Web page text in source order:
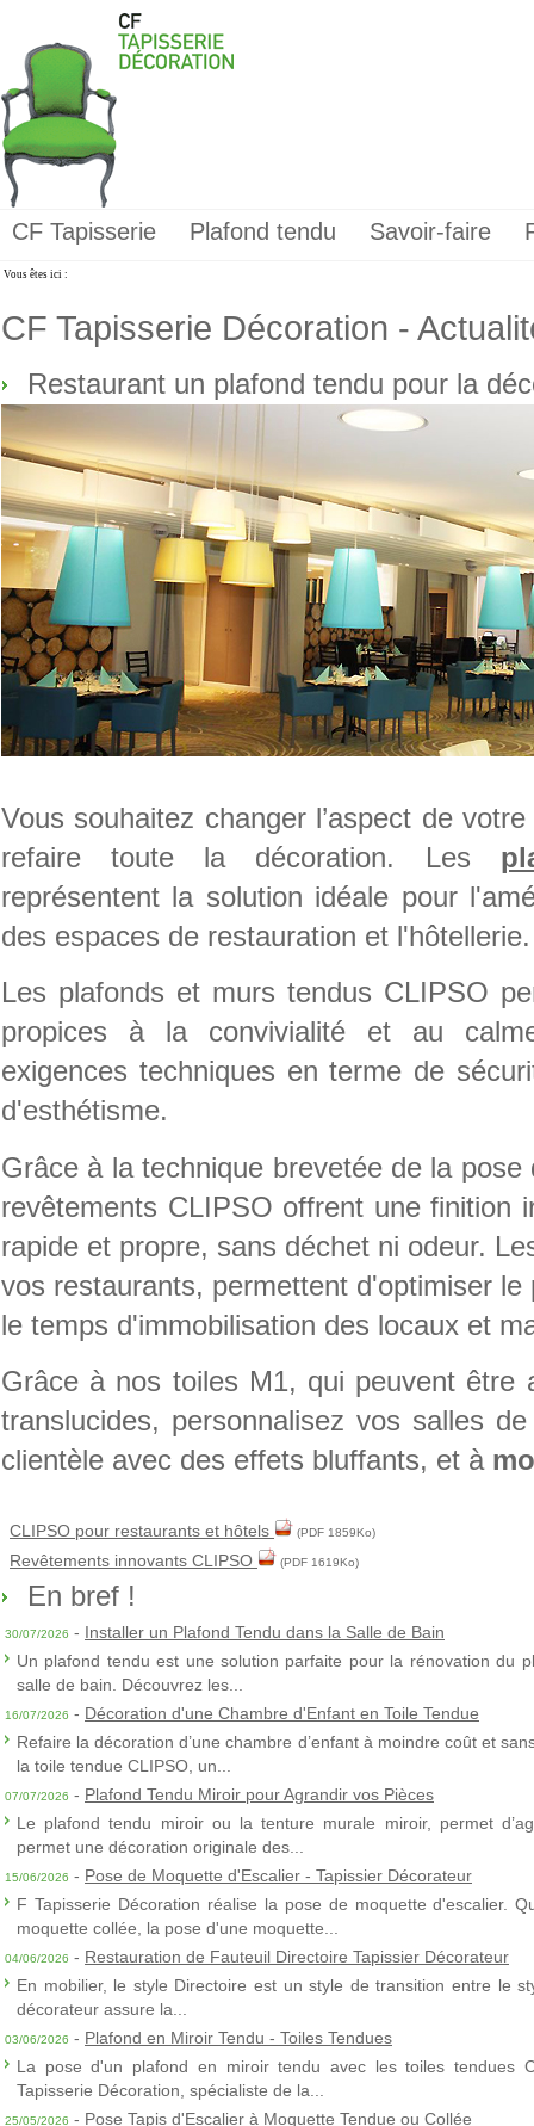
CF Tapisserie Plafond tendu Savoir-faire
Vous êtes ici :
CF Tapisserie Décoration -
Restaurant un plafond tendu pour la
Vous souhaitez changer l’aspect de
refaire toute la décoration. Les
représentent la solution idéale pour
des espaces de restauration et l'hôtellerie.
Les plafonds et murs tendus CLIPSO
propices à la convivialité et au
exigences techniques en terme de
d'esthétisme.
Grâce à la technique brevetée de la
revêtements CLIPSO offrent une finition
rapide et propre, sans déchet ni odeur.
vos restaurants, permettent d'optimiser
le temps d'immobilisation des locaux et
Grâce à nos toiles M1, qui peuvent être
translucides, personnalisez vos salles
clientèle avec des effets bluffants, et à
CLIPSO pour restaurants et hôtels (PDF 1859Ko)
Revêtements innovants CLIPSO (PDF 1619Ko)
En bref !
30/07/2026 - Installer un Plafond Tendu dans la Salle de Bain
Un plafond tendu est une solution parfaite pour la rénovation du
salle de bain. Découvrez les...
16/07/2026 - Décoration d'une Chambre d'Enfant en Toile Tendue
Refaire la décoration d’une chambre d’enfant à moindre coût et
la toile tendue CLIPSO, un...
07/07/2026 - Plafond Tendu Miroir pour Agrandir vos Pièces
Le plafond tendu miroir ou la tenture murale miroir, permet
permet une décoration originale des...
15/06/2026 - Pose de Moquette d'Escalier - Tapissier Décorateur
F Tapisserie Décoration réalise la pose de moquette d'escalier.
moquette collée, la pose d'une moquette...
04/06/2026 - Restauration de Fauteuil Directoire Tapissier Décorateur
En mobilier, le style Directoire est un style de transition entre le
décorateur assure la...
03/06/2026 - Plafond en Miroir Tendu - Toiles Tendues
La pose d'un plafond en miroir tendu avec les toiles tendues
Tapisserie Décoration, spécialiste de la...
25/05/2026 - Pose Tapis d'Escalier à Moquette Tendue ou Collée